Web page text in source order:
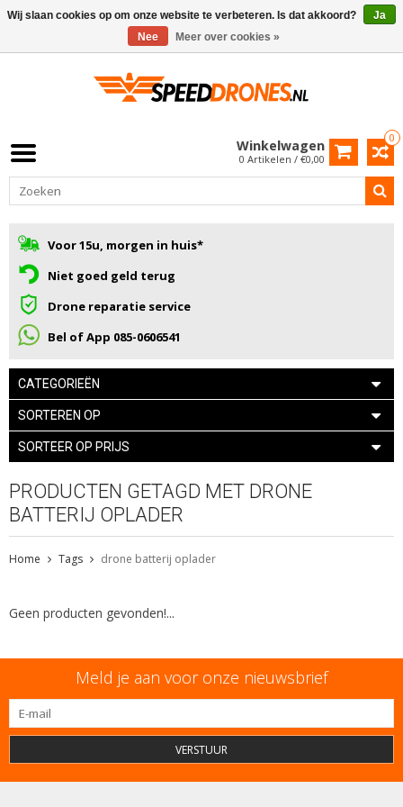
0
Winkelwagen
0 Artikelen / €0,00
Voor 15u, morgen in huis*
Niet goed geld terug
Drone reparatie service
Bel of App 085-0606541
CATEGORIEËN
SORTEREN OP
SORTEER OP PRIJS
PRODUCTEN GETAGD MET DRONE
BATTERIJ OPLADER
Home Tags drone batterij oplader
Geen producten gevonden!...
Meld je aan voor onze nieuwsbrief
VERSTUUR
Wij slaan cookies op om onze website te verbeteren. Is dat akkoord?
Ja
Nee
Meer over cookies »